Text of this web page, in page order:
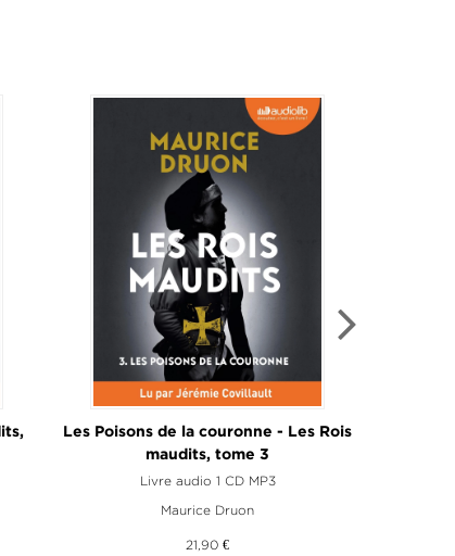
Les Poisons de la couronne - Les Rois
maudits, tome 3
Livre audio 1 CD MP3
Maurice Druon
21,90 €